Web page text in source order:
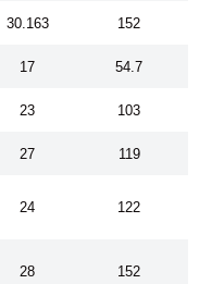
30.163 152
17 54.7
23 103
27 119
24 122
28 152